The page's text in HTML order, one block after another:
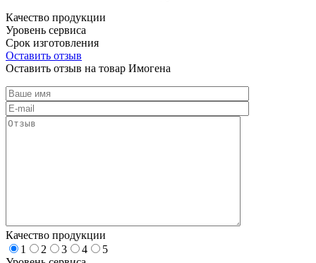
Качество продукции
Уровень сервиса
Срок изготовления
Оставить отзыв
Оставить отзыв на товар Имогена
Качество продукции
1
2 3 4
5